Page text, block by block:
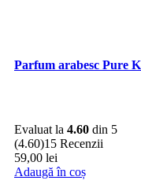
Parfum arabesc Pure
Evaluat la 4.60 din 5
(4.60)15 Recenzii
59,00 lei
Adaugă în coș